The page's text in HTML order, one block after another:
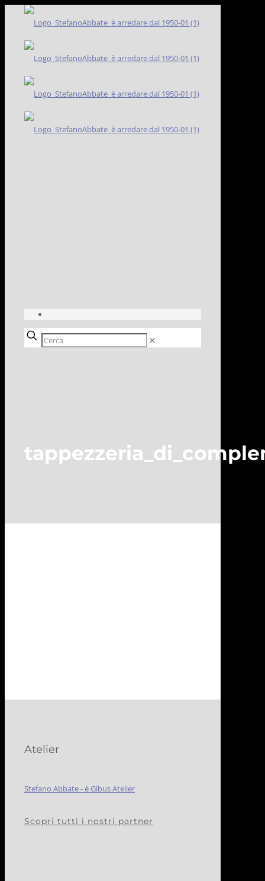
✕
Atelier
Stefano Abbate - è Gibus Atelier
Scopri tutti i nostri partner